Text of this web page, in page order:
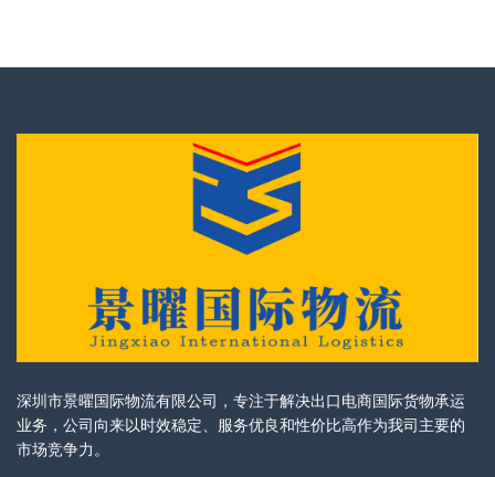
深圳市景曜国际物流有限公司，专注于解决出口电商国际货物承运
业务，公司向来以时效稳定、服务优良和性价比高作为我司主要的
市场竞争力。